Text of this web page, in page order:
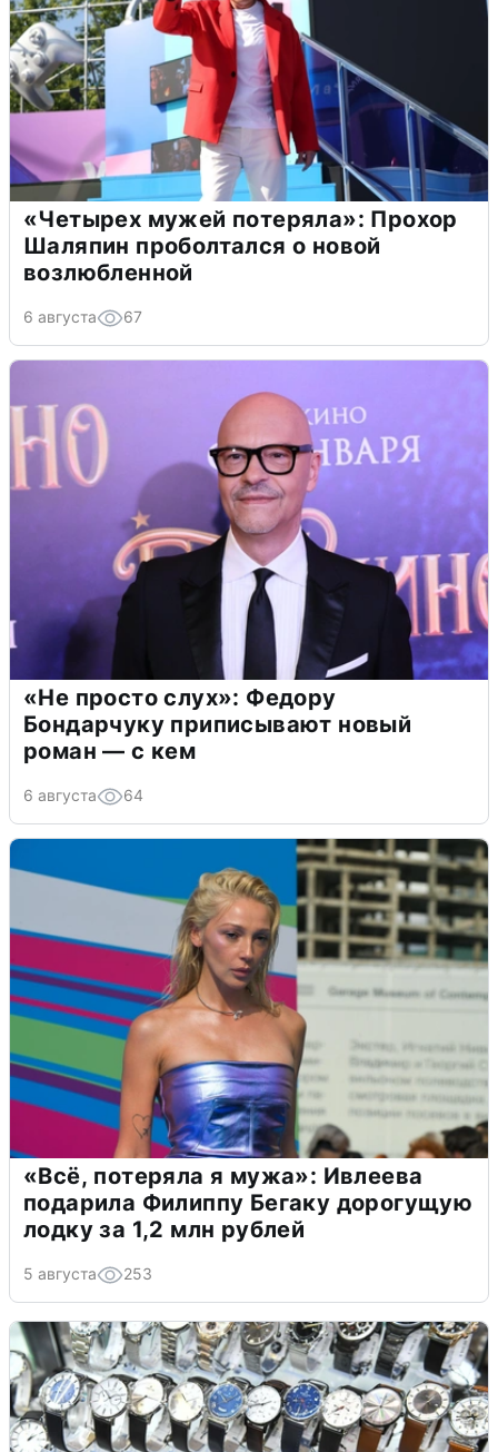
«Четырех мужей потеряла»: Прохор
Шаляпин проболтался о новой
возлюбленной
6 августа 67
«Не просто слух»: Федору
Бондарчуку приписывают новый
роман — с кем
6 августа 64
«Всё, потеряла я мужа»: Ивлеева
подарила Филиппу Бегаку дорогущую
лодку за 1,2 млн рублей
5 августа 253